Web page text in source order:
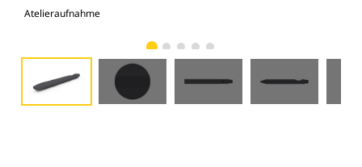
Atelieraufnahme